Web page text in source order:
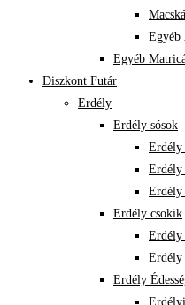
Egyéb
Egyéb
Diszkont Futár
Erdély
Erdély sósok
Erdély
Erdély
Erdély
Erdély csokik
Erdély
Erdély
Erdély